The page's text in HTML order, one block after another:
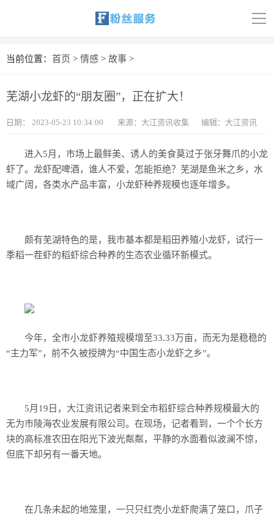
导
首页
体育
育儿
美食
军事
故事 美文
当前位置： 首页 > 情感 > 故事 >
芜湖小龙虾的“朋友圈”，正在扩大！
日期： 2023-05-23 10:34:00 来源：大江资讯收集 编辑：大江资讯
进入5月，市场上最鲜美、诱人的美食莫过于张牙舞爪的小龙
虾了。龙虾配啤酒，谁人不爱，怎能拒绝？芜湖是鱼米之乡，水
域广阔，各类水产品丰富，小龙虾种养规模也逐年增多。
颇有芜湖特色的是，我市基本都是稻田养殖小龙虾，试行一
季稻一茬虾的稻虾综合种养的生态农业循环新模式。
今年，全市小龙虾养殖规模增至33.33万亩，而无为是稳稳的
“主力军”，前不久被授牌为“中国生态小龙虾之乡”。
5月19日，大江资讯记者来到全市稻虾综合种养规模最大的
无为市陵海农业发展有限公司。在现场，记者看到，一个个长方
块的高标准农田在阳光下波光粼粼，平静的水面看似波澜不惊，
但底下却另有一番天地。
在几条未起的地笼里，一只只红壳小龙虾爬满了笼口，爪子